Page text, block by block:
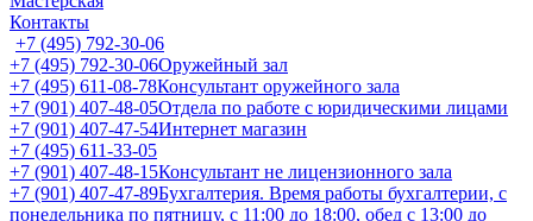
Контакты
+7 (495) 792-30-06
+7 (495) 792-30-06Оружейный зал
+7 (495) 611-08-78Консультант оружейного зала
+7 (901) 407-48-05Отдела по работе с юридическими лицами
+7 (901) 407-47-54Интернет магазин
+7 (495) 611-33-05
+7 (901) 407-48-15Консультант не лицензионного зала
+7 (901) 407-47-89Бухгалтерия. Время работы бухгалтерии, с
понедельника по пятницу, с 11:00 до 18:00, обед с 13:00 до